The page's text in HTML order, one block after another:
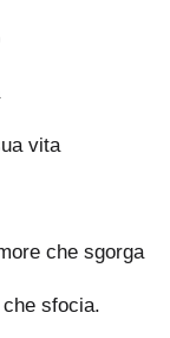
vita
che sgorga
sfocia.